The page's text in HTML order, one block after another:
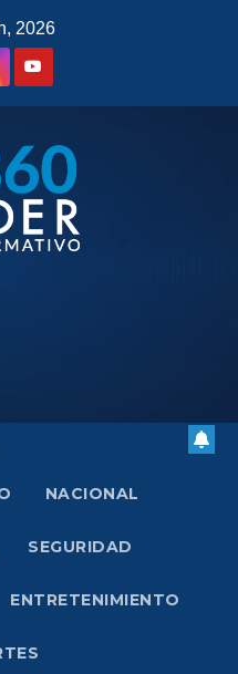
2026
NACIONAL
SEGURIDAD
ENTRETENIMIENTO